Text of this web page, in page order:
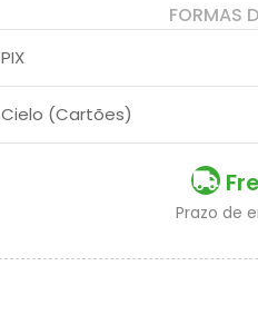
FORMAS
PIX
Cielo (Cartões)
Prazo de